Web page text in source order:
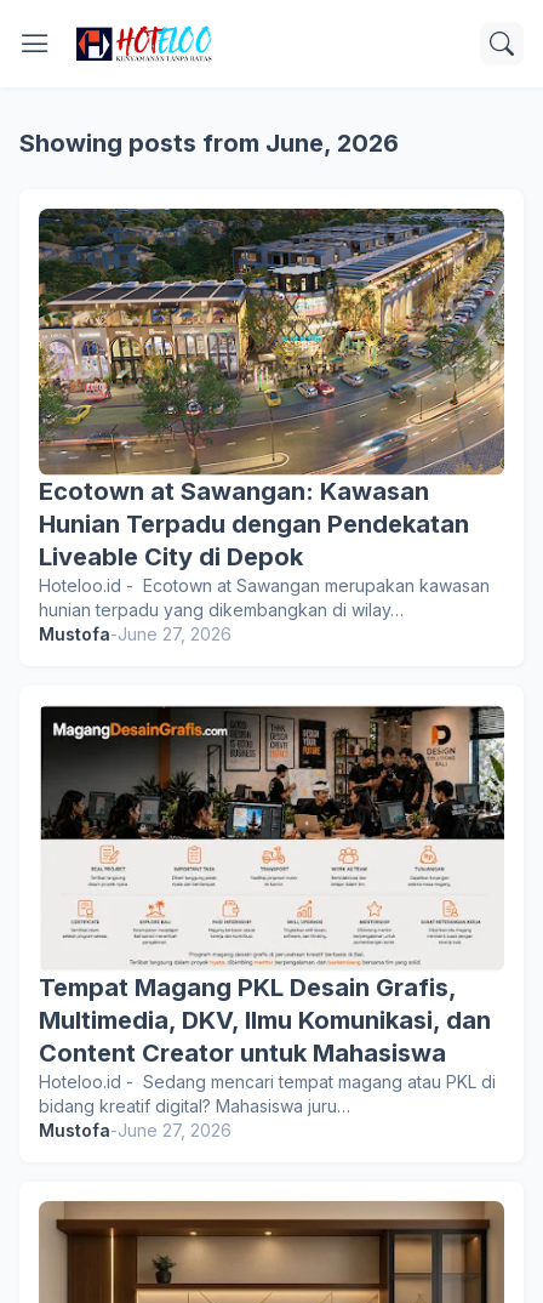
Showing posts from June, 2026
Ecotown at Sawangan: Kawasan
Hunian Terpadu dengan Pendekatan
Liveable City di Depok
Hoteloo.id - Ecotown at Sawangan merupakan kawasan
hunian terpadu yang dikembangkan di wilay…
Mustofa-June 27, 2026
Tempat Magang PKL Desain Grafis,
Multimedia, DKV, Ilmu Komunikasi, dan
Content Creator untuk Mahasiswa
Hoteloo.id - Sedang mencari tempat magang atau PKL di
bidang kreatif digital? Mahasiswa juru…
Mustofa-June 27, 2026